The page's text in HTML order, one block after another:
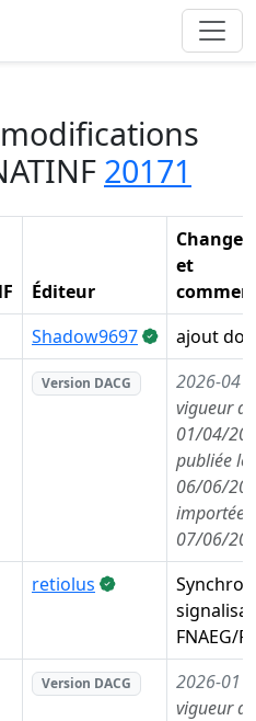
20171
Éditeur
et
Shadow9697
ajout
Version DACG 2026-04
vigueur
01/04/
publiée le
06/06/
importée
07/06/
retiolus
FNAEG/
Version DACG 2026-01
vigueur